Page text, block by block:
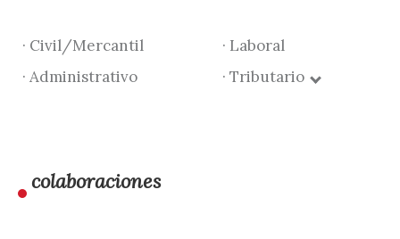
· Civil/Mercantil
· Laboral
· Administrativo
· Tributario
colaboraciones